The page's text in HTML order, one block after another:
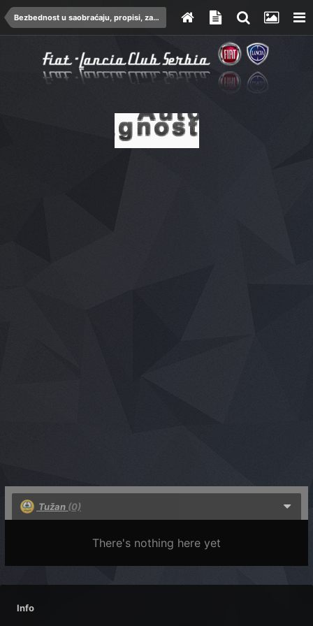
Bezbednost u saobraćaju, propisi, zakoni
Tužan (0)
There's nothing here yet
Info